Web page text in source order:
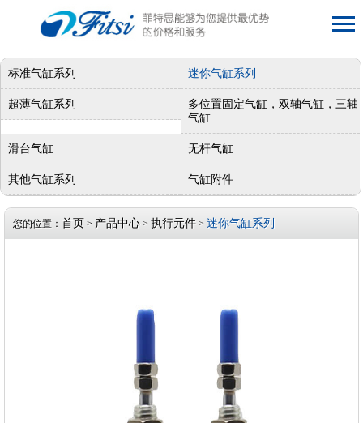
标准气缸系列 迷你气缸系列
超薄气缸系列
多位置固定气缸，双轴气缸，三轴
气缸
滑台气缸 无杆气缸
其他气缸系列 气缸附件
您的位置： 首页 > 产品中心 > 执行元件 > 迷你气缸系列